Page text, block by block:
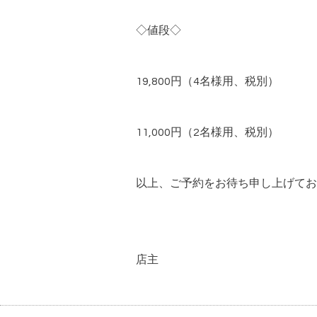
◇値段◇
19,800円（4名様用、税別）
11,000円（2名様用、税別）
以上、ご予約をお待ち申し上げて
店主